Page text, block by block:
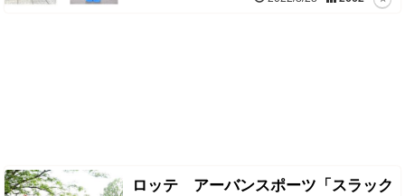
ロッテ アーバンスポーツ「スラック